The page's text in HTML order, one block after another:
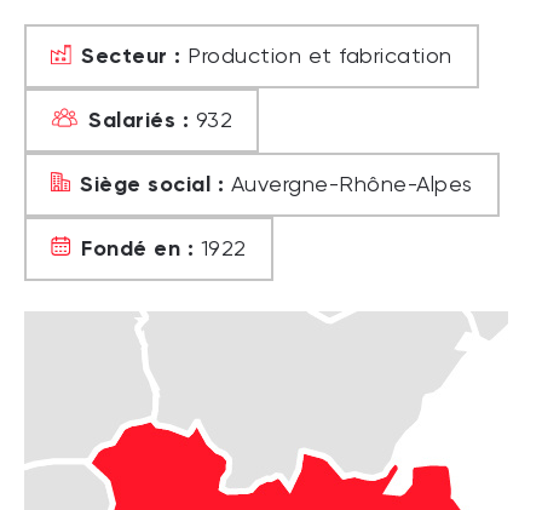
Secteur : Production et fabrication
Salariés : 932
Siège social : Auvergne-Rhône-Alpes
Fondé en : 1922